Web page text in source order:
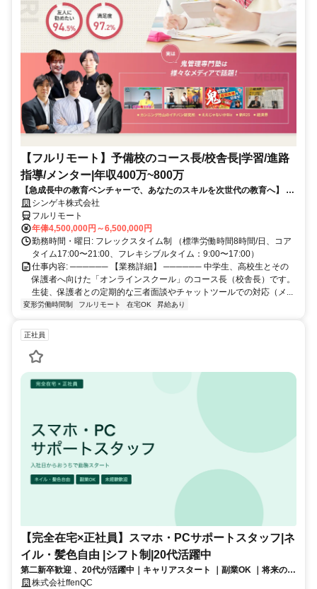
【フルリモート】予備校のコース長/校舎長|学習/進路
指導/メンター|年収400万~800万
【急成長中の教育ベンチャーで、あなたのスキルを次世代の教育へ】 現
在、事業拡大に伴い、コースをとりまとめるコース長（校舎長）を募集
しています。「教育」のプロとして、場所に縛られない新しい働き方を
始めませんか？
シンゲキ株式会社
フルリモート
年俸4,500,000円～6,500,000円
勤務時間・曜日: フレックスタイム制 （標準労働時間8時間/日、コア
タイム17:00〜21:00、フレキシブルタイム：9:00〜17:00）
仕事内容: ────── 【業務詳細】 ────── 中学生、高校生とその
保護者へ向けた「オンラインスクール」のコース長（校舎長）です。
生徒、保護者との定期的な三者面談やチャットツールでの対応（メ...
変形労働時間制 フルリモート 在宅OK 昇給あり
正社員
【完全在宅×正社員】スマホ・PCサポートスタッフ|ネ
イル・髪色自由 |シフト制|20代活躍中
第二新卒歓迎 、20代が活躍中｜キャリアスタート ｜副業OK ｜将来のキ
ャリアパスあり（長期キャリアを推奨しています）
株式会社ffenQC